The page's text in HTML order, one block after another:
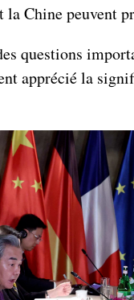
Chine peuvent
questions
apprécié la